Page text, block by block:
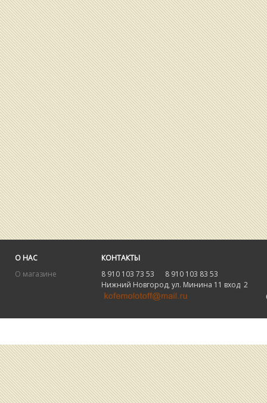
О НАС
О магазине
КОНТАКТЫ
8 910 103 73 53 8 910 103 83 53
Нижний Новгород, ул. Минина 11 вход 2